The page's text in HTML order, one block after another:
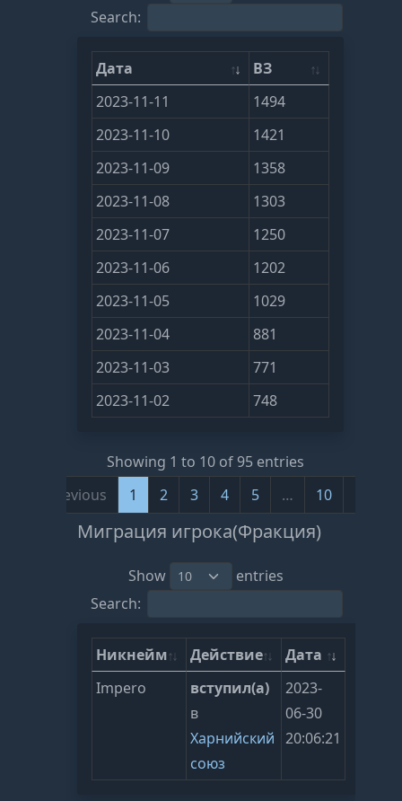
Search:
Дата
ВЗ
2023-11-11
1494
2023-11-10
1421
2023-11-09
1358
2023-11-08
1303
2023-11-07
1250
2023-11-06
1202
2023-11-05
1029
2023-11-04
881
2023-11-03
771
2023-11-02
748
Showing 1 to 10 of 95 entries
Previous
1 2 3 4 5 … 10
Миграция игрока(Фракция)
Show
entries
Search:
Никнейм Действие
Дата
Impero
вступил(а)
в
Харнийский
союз
2023-
06-30
20:06:21